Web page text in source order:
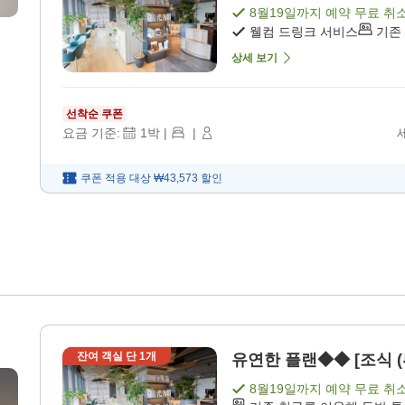
8월19일까지 예약 무료 취
웰컴 드링크 서비스
기존
상세 보기
선착순 쿠폰
요금 기준: 1박 | |
쿠폰 적용 대상 ₩43,573 할인
잔여 객실 단1개 유연한 플랜◆◆ [조식 (
8월19일까지 예약 무료 취